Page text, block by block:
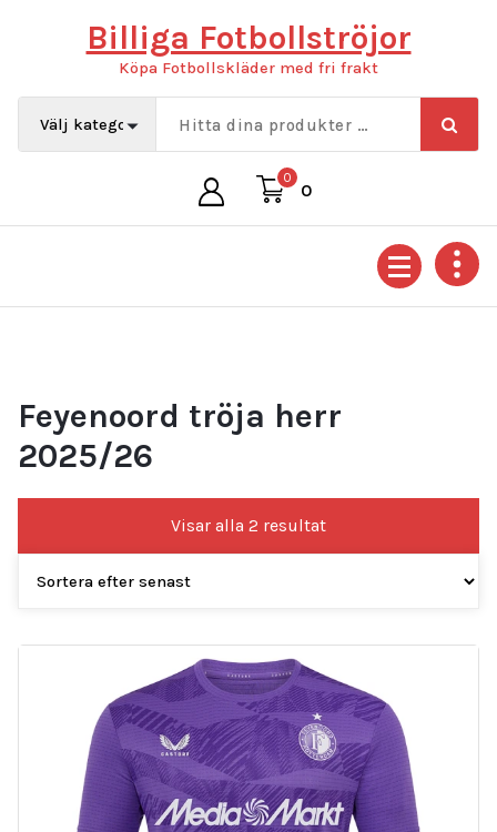
Billiga Fotbollströjor
Köpa Fotbollskläder med fri frakt
0
0
Feyenoord tröja herr
2025/26
Visar alla 2 resultatSortera
efter